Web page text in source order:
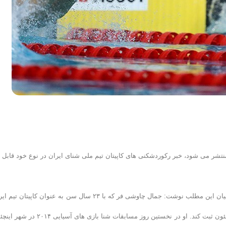
میان اخبار گوناگونی که از اینچئون محل برگزاری بازی های آسیایی 2014 منتشر می شود، خبر رکوردشکنی های کاپیتان تیم ملی شنای ایران در نوع خود قابل
به گزارش روابط عمومی فدراسیون شنا، شیرجه و واترپلو؛ روزنامه ایران با بیان این مطلب نوشت: جمال چاوشی فر که با ۲۳ سال سن به عنوان
در این مسابقات حاضر شده بود، توانست رکوردهای خیره کننده ای را در اینچئون ثبت کند. او در نخستین روز مسابقات شنا بازی